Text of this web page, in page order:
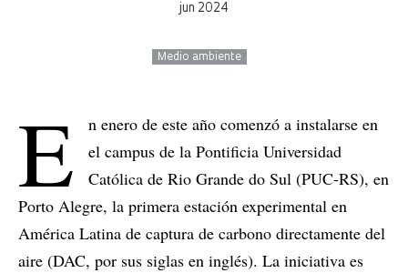
jun 2024
Medio ambiente
E
n enero de este año comenzó a instalarse en
el campus de la Pontificia Universidad
Católica de Rio Grande do Sul (PUC-RS), en
Porto Alegre, la primera estación experimental en
América Latina de captura de carbono directamente del
aire (DAC, por sus siglas en inglés). La iniciativa es